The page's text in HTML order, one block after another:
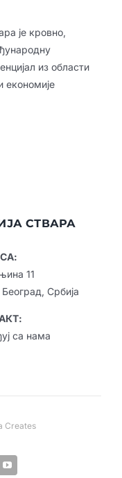
је кровно,
из области
економије
СТВАРА
11
Србија
са нама
Creates